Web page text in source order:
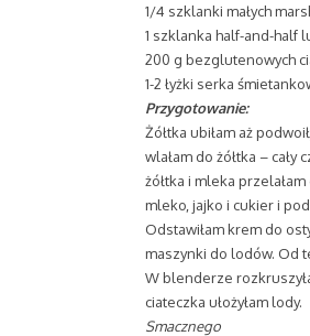
1/4 szklanki małych
1 szklanka half-and-half
200 g bezglutenowych
1-2 łyżki serka
Przygotowanie:
Żółtka ubiłam aż
wlałam do żółtka –
żółtka i mleka
mleko, jajko i cukier i
Odstawiłam krem do
maszynki do lodów. Od
W blenderze
ciateczka ułożyłam lody.
Smacznego